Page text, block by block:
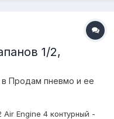
1/2,
Продам пневмо и ее
Engine 4 контурный -